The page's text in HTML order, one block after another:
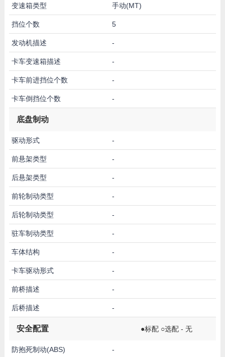
变速箱类型 手动(MT)
挡位个数 5
发动机描述 -
卡车变速箱描述 -
卡车前进挡位个数 -
卡车倒挡位个数 -
底盘制动
驱动形式 -
前悬架类型 -
后悬架类型 -
前轮制动类型 -
后轮制动类型 -
驻车制动类型 -
车体结构 -
卡车驱动形式 -
前桥描述 -
后桥描述 -
安全配置 ●标配 ○选配 - 无
防抱死制动(ABS) -